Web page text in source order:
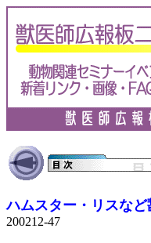
ハムスター・リスな
200212-47